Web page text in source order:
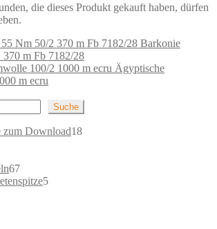
die dieses Produkt gekauft haben, dürfen
Barkonie
m Fb 7182/28
Ägyptische
m ecru
Suche
Download1818
6767
Produkte
55